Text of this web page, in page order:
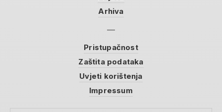
Arhiva
Pristupačnost
Zaštita podataka
Uvjeti korištenja
Impressum